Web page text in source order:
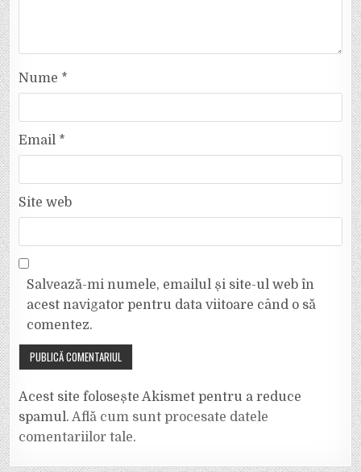
Nume *
Email *
Site web
Salvează-mi numele, emailul și site-ul web în
acest navigator pentru data viitoare când o să
comentez.
Acest site folosește Akismet pentru a reduce
spamul.Află cum sunt procesate datele
comentariilor tale.